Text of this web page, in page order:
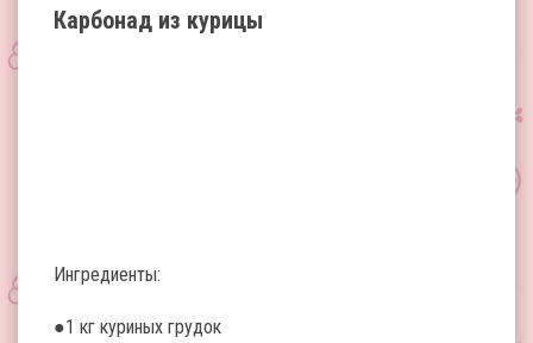
Карбонад из курицы
Ингредиенты:
●1 кг куриных грудок